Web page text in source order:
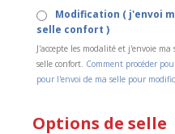
Options de selle
Modification ( j'envoi
selle confort )
J'accepte les modalité et j'envoie
selle confort. Comment procéder
pour l'envoi de ma selle pour